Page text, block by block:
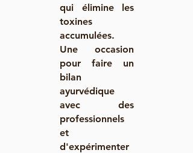
qui élimine les
toxines
accumulées.
Une occasion
pour faire un
bilan
ayurvédique
avec des
professionnels
et
d'expérimenter